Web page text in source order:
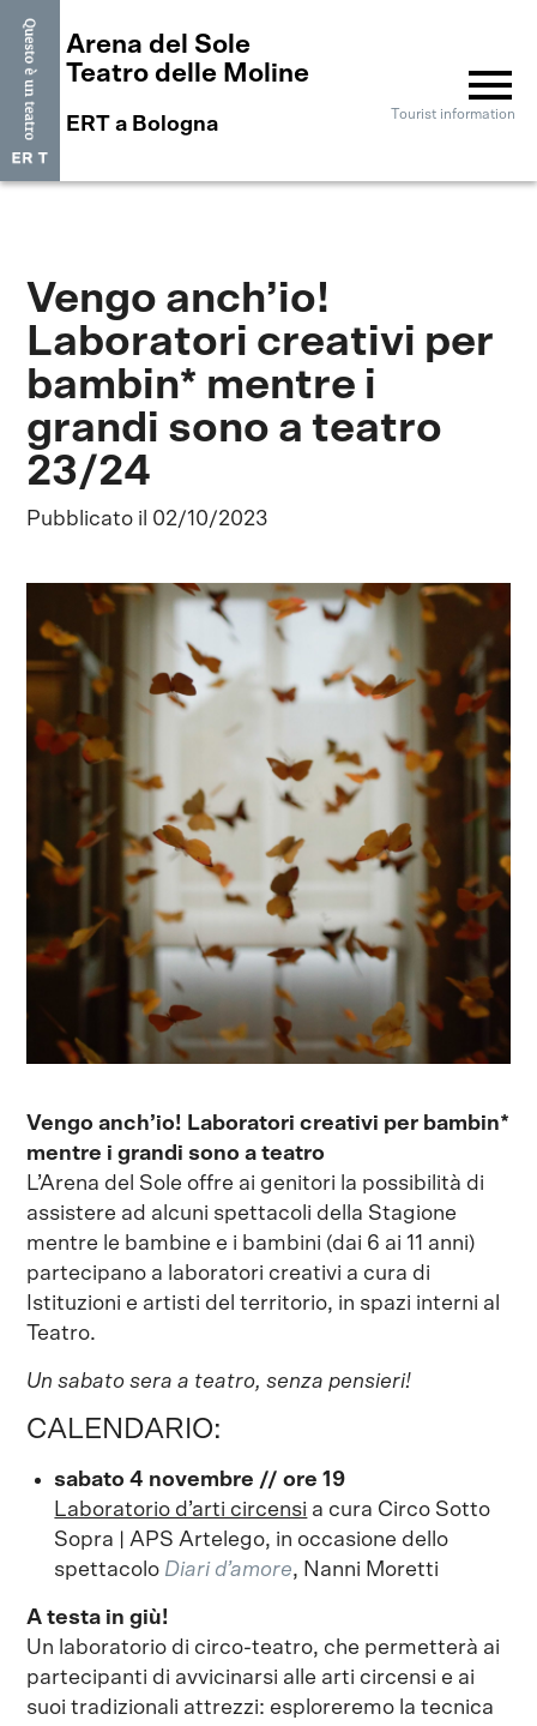
Arena del Sole
Teatro delle Moline
ERT a Bologna
menu
Tourist information
Vengo anch’io!
Laboratori creativi per
bambin* mentre i
grandi sono a teatro
23/24
Pubblicato il 02/10/2023
Vengo anch’io! Laboratori creativi per bambin*
mentre i grandi sono a teatro
L’Arena del Sole offre ai genitori la possibilità di
assistere ad alcuni spettacoli della Stagione
mentre le bambine e i bambini (dai 6 ai 11 anni)
partecipano a laboratori creativi a cura di
Istituzioni e artisti del territorio, in spazi interni al
Teatro.
Un sabato sera a teatro, senza pensieri!
CALENDARIO:
sabato 4 novembre // ore 19
Laboratorio d’arti circensi a cura Circo Sotto
Sopra | APS Artelego, in occasione dello
spettacolo Diari d’amore, Nanni Moretti
A testa in giù!
Un laboratorio di circo-teatro, che permetterà ai
partecipanti di avvicinarsi alle arti circensi e ai
suoi tradizionali attrezzi: esploreremo la tecnica